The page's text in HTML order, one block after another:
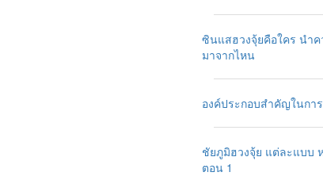
ซินแสฮวงจุ้ยคือใคร นำค
มาจากไหน
องค์ประกอบสำคัญในกา
ชัยภูมิฮวงจุ้ย แต่ละแบบ
ตอน 1